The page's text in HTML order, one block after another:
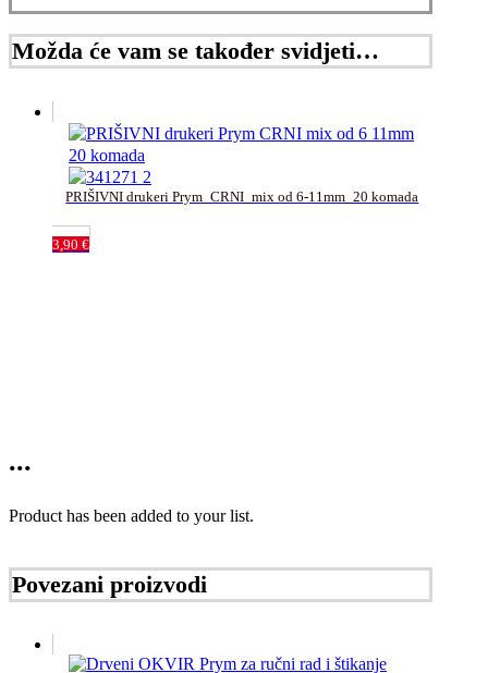
Možda će vam se također svidjeti…
PRIŠIVNI drukeri Prym_CRNI_mix od 6-11mm_20 komada
3,90 €
...
Product has been added to your list.
Povezani proizvodi